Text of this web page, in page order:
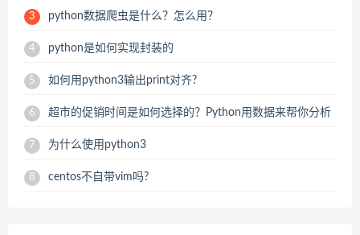
3 python数据爬虫是什么？怎么用？
4 python是如何实现封装的
5 如何用python3输出print对齐?
6 超市的促销时间是如何选择的？Python用数据来帮你分析
7 为什么使用python3
8 centos不自带vim吗?